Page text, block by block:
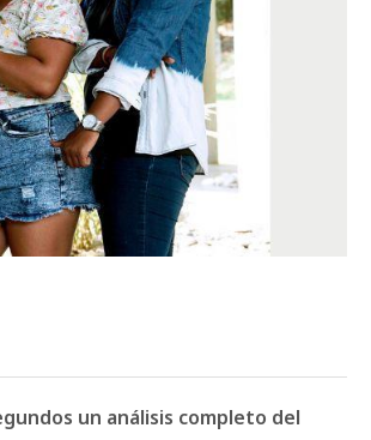
un análisis completo del